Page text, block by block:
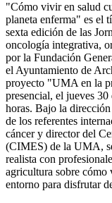
"Cómo vivir en salud
planeta enferma" es el
sexta edición de las
oncología integrativa,
por la Fundación
el Ayuntamiento de
proyecto "UMA en la
presencial, el jueves
horas. Bajo la
de los referentes
cáncer y director del
(CIMES) de la UMA,
realista con
agricultura sobre
entorno para disfrutar